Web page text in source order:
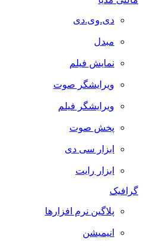
دی.وی.دی
مبدل
نمایش فیلم
ویرایشگر صوت
ویرایشگر فیلم
پخش صوت
ابزار سی دی
ابزار رایت
گرافیک
پلاگین نرم افزارها
انیمیشن